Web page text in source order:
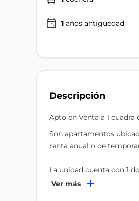
1 años antigüedad
Descripción
Apto en Venta a 1
Son apartamentos
renta anual o de
La unidad cuenta con 1
integrada y baño
Ver más